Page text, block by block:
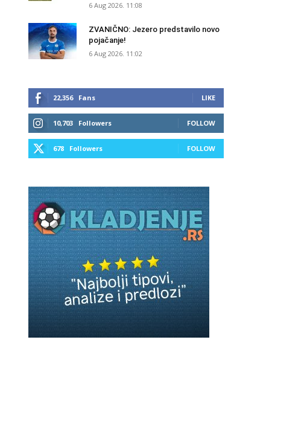
6 Aug 2026. 11:08
ZVANIČNO: Jezero predstavilo novo
pojačanje!
6 Aug 2026. 11:02
22,356 Fans LIKE
10,703 Followers FOLLOW
678 Followers FOLLOW